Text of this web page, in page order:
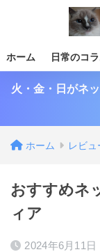
ホーム 日常のコ
火・金・日がネ
ホーム レビュ
おすすめネ
ィア
2024年6月11日